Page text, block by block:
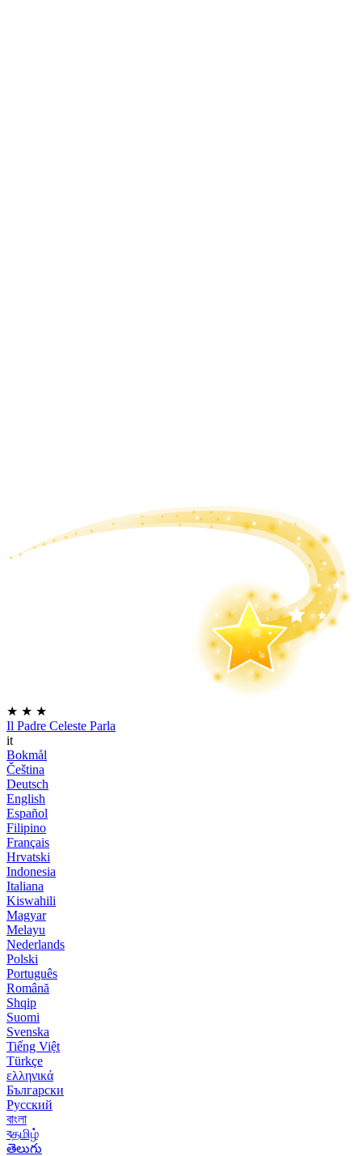
★ ★ ★
Il Padre Celeste Parla
it
Bokmål
Čeština
Deutsch
English
Español
Filipino
Français
Hrvatski
Indonesia
Italiana
Kiswahili
Magyar
Melayu
Nederlands
Polski
Português
Română
Shqip
Suomi
Svenska
Tiếng Việt
Türkçe
ελληνικά
Български
Русский
বাংলা
বதமிழ்
తెలుగు